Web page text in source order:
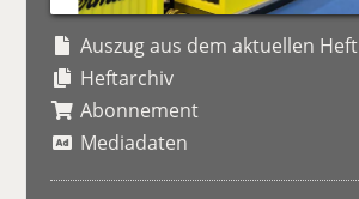
Auszug aus dem aktuellen Heft
Heftarchiv
Abonnement
Mediadaten